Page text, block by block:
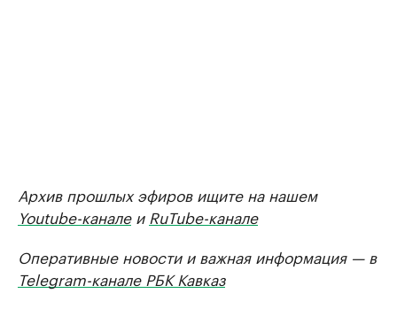
Архив прошлых эфиров ищите на нашем
Youtube-каналеи RuTube-канале
Оперативные новости и важная информация — в
Telegram-канале РБК Кавказ